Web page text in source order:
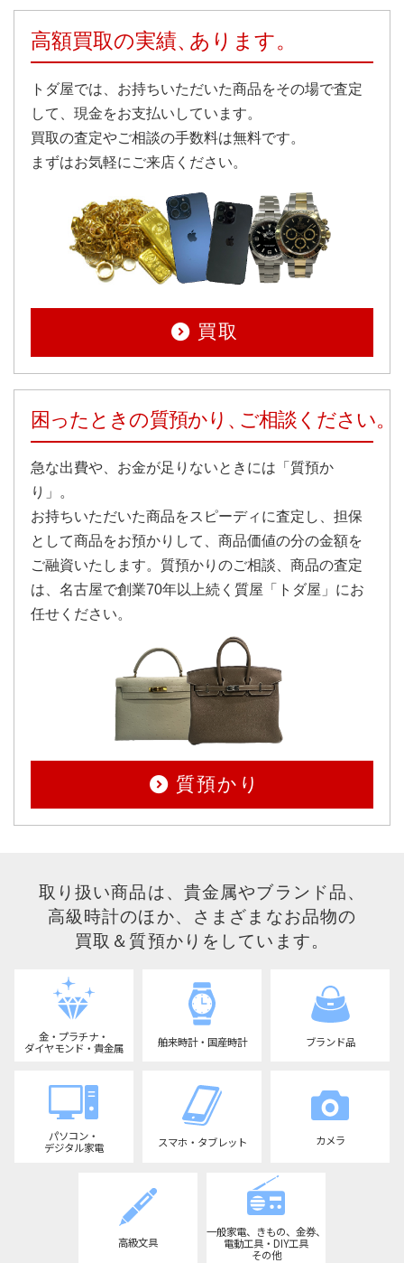
高額買取の実績、あります。
トダ屋では、お持ちいただいた商品をその場で査定
して、現金をお支払いしています。
買取の査定やご相談の手数料は無料です。
まずはお気軽にご来店ください。
買取
困ったときの質預かり、ご相談ください。
急な出費や、お金が足りないときには「質預か
り」。
お持ちいただいた商品をスピーディに査定し、担保
として商品をお預かりして、商品価値の分の金額を
ご融資いたします。質預かりのご相談、商品の査定
は、名古屋で創業70年以上続く質屋「トダ屋」にお
任せください。
質預かり
取り扱い商品は、貴金属やブランド品、
高級時計のほか、 さまざまなお品物の
買取＆質預かりをしています。
金・プラチナ・
ダイヤモンド・貴金属
舶来時計・国産時計 ブランド品
パソコン・
デジタル家電
スマホ・タブレット カメラ
高級文具
一般家電、きもの、金券、
電動工具・DIY工具
その他